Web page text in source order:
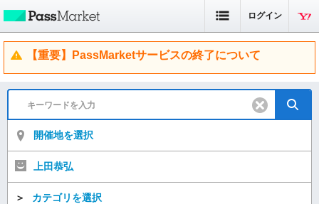
ログイン
【重要】PassMarketサービスの終了について
開催地を選択
上田恭弘
＞ カテゴリを選択